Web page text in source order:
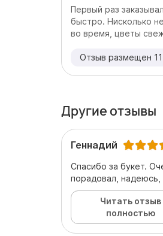
Первый раз
быстро. Нисколько
во время, цветы
Отзыв размещен 11
Другие отзывы
Геннадий
Спасибо за букет.
порадовал,
Читать отзыв
полностью